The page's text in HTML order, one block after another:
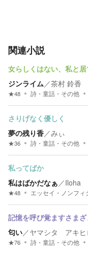
関連小説
女らしくはない、私と
ジンライム／茶村 鈴香
★48 詩・童話・その他
さりげなく優しく
夢の残り香／みぃ
★36 詩・童話・その他
私ってばか
私はばかだなぁ／Iloha
★48 エッセイ・ノンフィ
記憶を呼び覚ますさま
匂い／ヤマシタ アキヒ
★76 詩・童話・その他